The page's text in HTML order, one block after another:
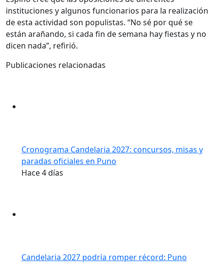
instituciones y algunos funcionarios para la realización
de esta actividad son populistas. “No sé por qué se
están arañando, si cada fin de semana hay fiestas y no
dicen nada”, refirió.
Publicaciones relacionadas
Cronograma Candelaria 2027: concursos, misas y
paradas oficiales en Puno
Hace 4 días
Candelaria 2027 podría romper récord: Puno